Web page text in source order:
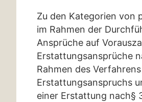
Zu den Kategorien von
im Rahmen der
Ansprüche auf
Erstattungsansprüche
Rahmen des
Erstattungsanspruchs
einer Erstattung nach§